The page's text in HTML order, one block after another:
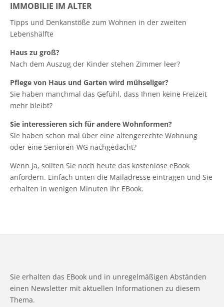
IMMOBILIE IM ALTER
Tipps und Denkanstöße zum Wohnen in der zweiten
Lebenshälfte
Haus zu groß?
Nach dem Auszug der Kinder stehen Zimmer leer?
Pflege von Haus und Garten wird mühseliger?
Sie haben manchmal das Gefühl, dass Ihnen keine Freizeit
mehr bleibt?
Sie interessieren sich für andere Wohnformen?
Sie haben schon mal über eine altengerechte Wohnung
oder eine Senioren-WG nachgedacht?
Wenn ja, sollten Sie noch heute das kostenlose eBook
anfordern. Einfach unten die Mailadresse eintragen und Sie
erhalten in wenigen Minuten Ihr EBook.
Sie erhalten das EBook und in unregelmäßigen Abständen
einen Newsletter mit aktuellen Informationen zu diesem
Thema.